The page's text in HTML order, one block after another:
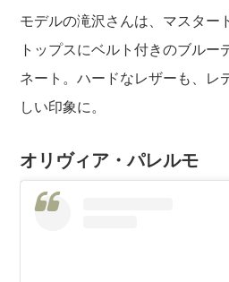
モデルの滝沢さんは、マスター
トップスにベルト付きのブルー
ネート。ハードなレザーも、レ
しい印象に。
オリヴィア・パレルモ